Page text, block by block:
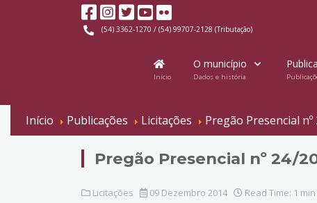
(54) 3362-1270 / (54) 99707-2128 (Tributação)
Início
O município
Dados e história
Início Publicações Licitações Pregão Presencial nº
Pregão Presencial nº 24/
Licitações 09 Dezembro 2014 Read Time: 1 min